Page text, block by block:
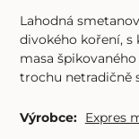
Lahodná
divokého koření,
masa
trochu netradičně
Výrobce: Expres